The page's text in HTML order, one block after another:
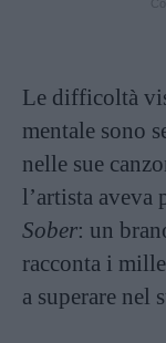
Le difficoltà
mentale sono
nelle sue
l’artista
Sober: un
racconta i
a superare nel